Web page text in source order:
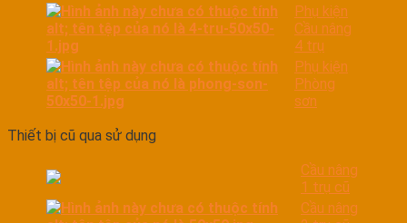
Phụ kiện
Cầu nâng
4 trụ
Phụ kiện
Phòng
sơn
Thiết bị cũ qua sử dụng
Cầu nâng
1 trụ cũ
Cầu nâng